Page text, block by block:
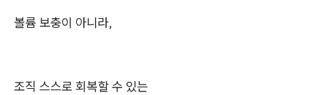
볼륨 보충이 아니라,
조직 스스로 회복할 수 있는